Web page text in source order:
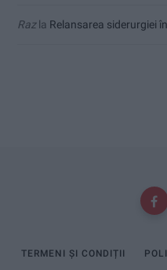
Razla Relansarea siderurgiei
TERMENI ȘI CONDIȚII